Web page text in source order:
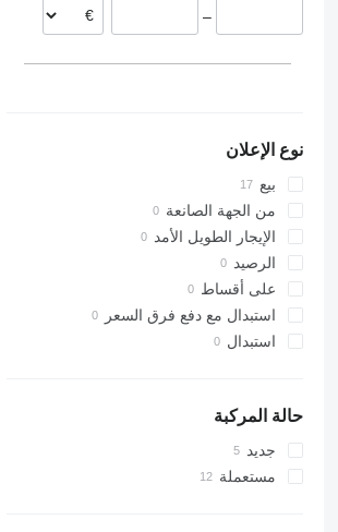
–
نوع الإعلان
بيع
من الجهة الصانعة
الإيجار الطويل الأمد
الرصيد
على أقساط
استبدال مع دفع فرق السعر
استبدال
حالة المركبة
جديد
مستعملة